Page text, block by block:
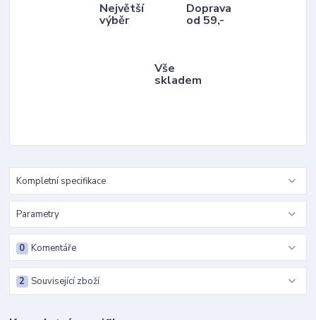
Největší
výběr
Doprava
od 59,-
Vše
skladem
Kompletní specifikace
Parametry
Komentáře
0
Související zboží
2